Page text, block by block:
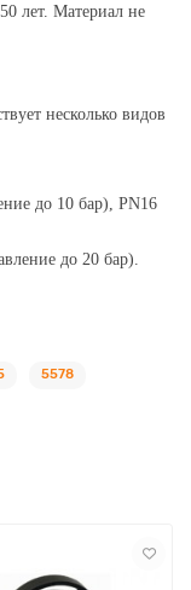
лет. Материал не
несколько видов
до 10 бар), PN16
до 20 бар).
5578